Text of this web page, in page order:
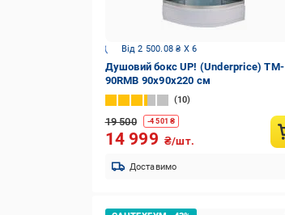
Від 2 500.08 ₴ X 6
Душовий бокс UP! (Underprice) TM-
90RMB 90х90х220 см
10
19 500 -4 501 ₴
14 999 ₴/шт.
Доставимо